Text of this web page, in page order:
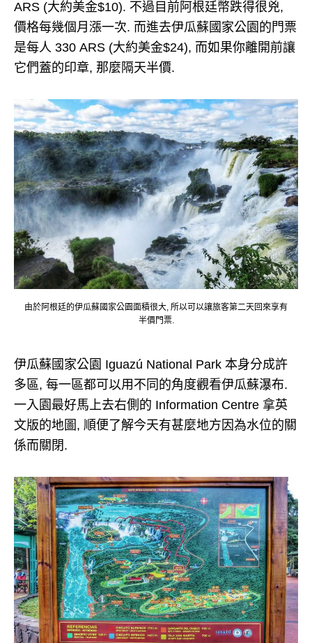
ARS (大約美金$10). 不過目前阿根廷幣跌得很兇,
價格每幾個月漲一次. 而進去伊瓜蘇國家公園的門票
是每人 330 ARS (大約美金$24), 而如果你離開前讓
它們蓋的印章, 那麼隔天半價.
由於阿根廷的伊瓜蘇國家公園面積很大, 所以可以讓旅客第二天回來享有
半價門票.
伊瓜蘇國家公園 Iguazú National Park 本身分成許
多區, 每一區都可以用不同的角度觀看伊瓜蘇瀑布.
一入園最好馬上去右側的 Information Centre 拿英
文版的地圖, 順便了解今天有甚麼地方因為水位的關
係而關閉.